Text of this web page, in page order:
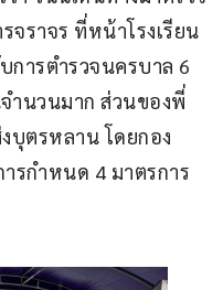
จราจร ที่หน้าโรงเรียน
การตำรวจนครบาล 6
ำนวนมาก ส่วนของพี่
บุตรหลาน โดยกอง
รกำหนด 4 มาตรการ